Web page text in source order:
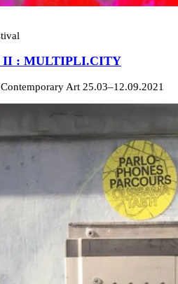
II : MULTIPLI.CITY
Art 25.03–12.09.2021